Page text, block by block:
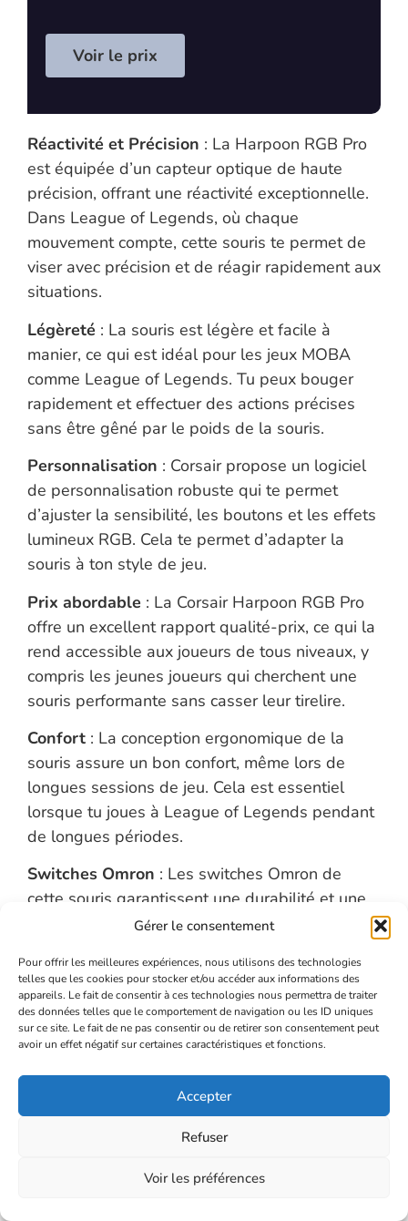
Gérer le consentement
Pour offrir les meilleures expériences, nous utilisons des technologies
telles que les cookies pour stocker et/ou accéder aux informations des
appareils. Le fait de consentir à ces technologies nous permettra de traiter
des données telles que le comportement de navigation ou les ID uniques
sur ce site. Le fait de ne pas consentir ou de retirer son consentement peut
avoir un effet négatif sur certaines caractéristiques et fonctions.
Accepter
Refuser
Voir les préférences
Voir le prix
Réactivité et Précision : La Harpoon RGB Pro
est équipée d’un capteur optique de haute
précision, offrant une réactivité exceptionnelle.
Dans League of Legends, où chaque
mouvement compte, cette souris te permet de
viser avec précision et de réagir rapidement aux
situations.
Légèreté : La souris est légère et facile à
manier, ce qui est idéal pour les jeux MOBA
comme League of Legends. Tu peux bouger
rapidement et effectuer des actions précises
sans être gêné par le poids de la souris.
Personnalisation : Corsair propose un logiciel
de personnalisation robuste qui te permet
d’ajuster la sensibilité, les boutons et les effets
lumineux RGB. Cela te permet d’adapter la
souris à ton style de jeu.
Prix abordable : La Corsair Harpoon RGB Pro
offre un excellent rapport qualité-prix, ce qui la
rend accessible aux joueurs de tous niveaux, y
compris les jeunes joueurs qui cherchent une
souris performante sans casser leur tirelire.
Confort : La conception ergonomique de la
souris assure un bon confort, même lors de
longues sessions de jeu. Cela est essentiel
lorsque tu joues à League of Legends pendant
de longues périodes.
Switches Omron : Les switches Omron de
cette souris garantissent une durabilité et une
réactivité élevées, ce qui est essentiel pour les
fréquemment.
Souris pour League à plus de
100 €​
Razer Viper V2 Pro : une souris sans fil avec un
rapport de 1 000 Hz et 7 boutons